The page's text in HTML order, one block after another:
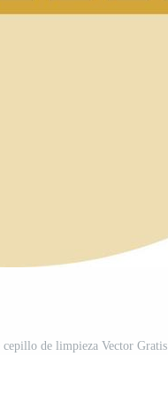
cepillo de limpieza Vector Gratis